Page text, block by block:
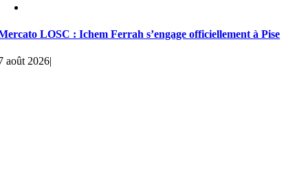
LOSC : Ichem Ferrah s’engage officiellement à Pise
août 2026|